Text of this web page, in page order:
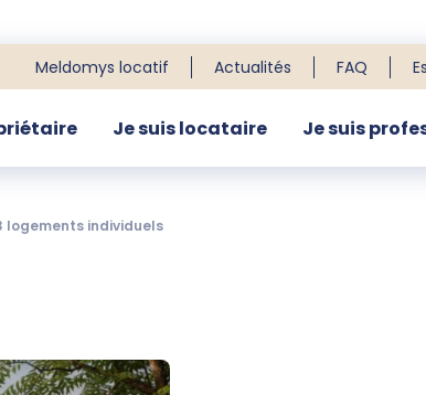
Meldomys locatif Actualités FAQ
Je suis locataire Je suis
logements individuels